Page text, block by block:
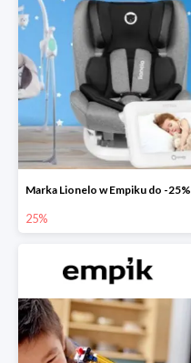
Marka Lionelo w Empiku do -25%
25%